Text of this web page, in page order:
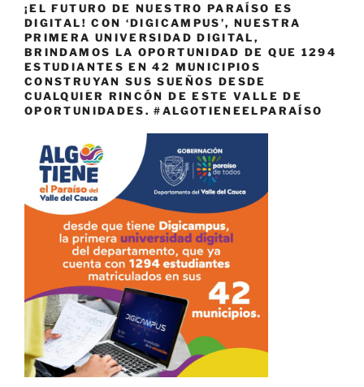
¡EL FUTURO DE NUESTRO PARAÍSO ES
DIGITAL! CON ‘DIGICAMPUS’, NUESTRA
PRIMERA UNIVERSIDAD DIGITAL,
BRINDAMOS LA OPORTUNIDAD DE QUE 1294
ESTUDIANTES EN 42 MUNICIPIOS
CONSTRUYAN SUS SUEÑOS DESDE
CUALQUIER RINCÓN DE ESTE VALLE DE
OPORTUNIDADES. #ALGOTIENEELPARAÍSO